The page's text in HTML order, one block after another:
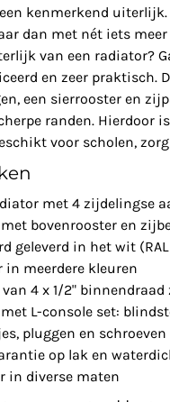
kenmerkend
dan met nét iets
van een radiator?
en zeer praktisch.
een sierrooster en
randen. Hierdoor
voor scholen,
met 4 zijdelingse
met bovenrooster en
geleverd in het wit
in meerdere kleuren
van 4 x 1/2"
met L-console set:
pluggen en schroeven
op lak en
in diverse maten